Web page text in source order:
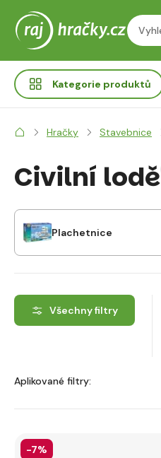
Kategorie produktů
Hračky Stavebnice
Civilní lodě
Plachetnice
Všechny filtry
Aplikované filtry:
-7%